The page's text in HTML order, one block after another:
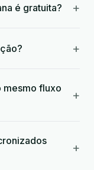
é gratuita? +
+
mesmo fluxo
+
+